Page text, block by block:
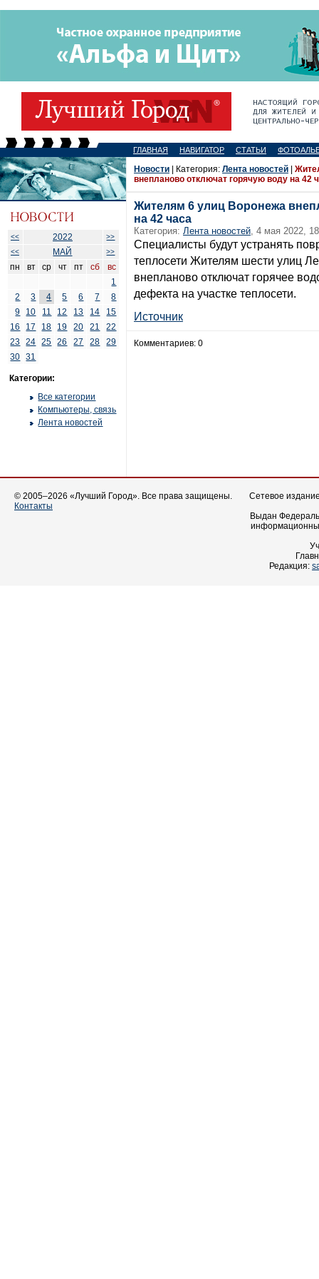
ГЛАВНАЯ НАВИГАТОР СТАТЬИ
<< 2022
>>
<<
МАЙ >>
пн вт ср чт пт сб
вс
1
2
3 4 5 6 7
8
9
10 11 12 13 14
15
16
17 18 19 20 21
22
23
24 25 26 27 28
29
30
31
Категории:
Все категории
Компьютеры, связь
Лента новостей
Новости | Категория: Лента новостей
внепланово отключат горячую воду на 42
Жителям 6 улиц Воронежа
на 42 часа
Категория: Лента новостей, 4 мая 2022,
Специалисты будут устранять
теплосети Жителям шести улиц
внепланово отключат горячее
дефекта на участке теплосети.
Источник
Комментариев: 0
© 2005–2026 «Лучший Город». Все права защищены.
Контакты
Сетевое
Выдан
Редакция: